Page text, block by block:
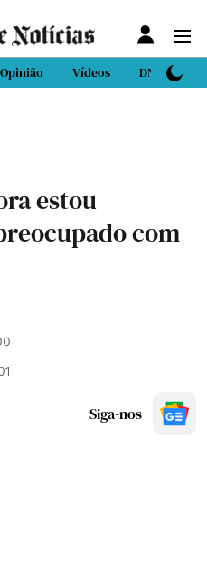
Opinião Vídeos DN Sport
estou
com
Siga-nos